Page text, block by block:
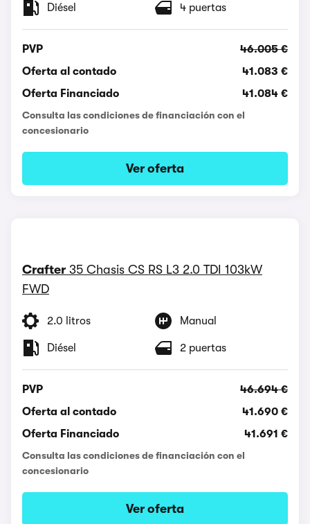
Diésel 4 puertas
PVP
46.005 €
Oferta al contado
41.083 €
Oferta Financiado
41.084 €
Consulta las condiciones de financiación con el
concesionario
Ver oferta
Crafter 35 Chasis CS RS L3 2.0 TDI 103kW
FWD
2.0 litros Manual
Diésel 2 puertas
PVP
46.694 €
Oferta al contado
41.690 €
Oferta Financiado
41.691 €
Consulta las condiciones de financiación con el
concesionario
Ver oferta